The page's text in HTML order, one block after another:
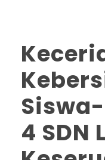
4 SDN